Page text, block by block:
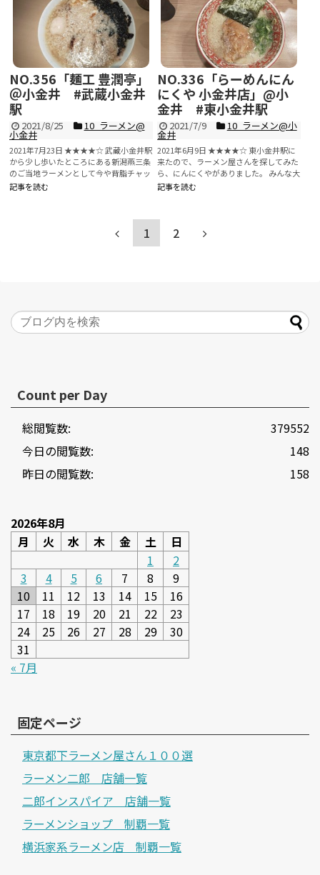
NO.356「麺工 豊潤亭」
＠小金井 #武蔵小金井
駅
2021/8/25 10_ラーメン@
小金井
2021年7月23日 ★★★★☆ 武蔵小金井駅
から少し歩いたところにある新潟燕三条
のご当地ラーメンとして今や背脂チャッ
チャ系...
記事を読む
NO.336「らーめんにん
にくや 小金井店」@小
金井 #東小金井駅
2021/7/9 10_ラーメン@小
金井
2021年6月9日 ★★★★☆ 東小金井駅に
来たので、ラーメン屋さんを探してみた
ら、にんにくやがありました。 みんな大
好き...
記事を読む
1 2
Count per Day
379552
総閲覧数:
148
今日の閲覧数:
158
昨日の閲覧数:
2026年8月
月
火 水 木 金 土
日
1
2
3
4 5 6 7 8
9
10
11 12 13 14 15
16
17
18 19 20 21 22
23
24
25 26 27 28 29
30
31
« 7月
固定ページ
東京都下ラーメン屋さん１００選
ラーメン二郎 店舗一覧
二郎インスパイア 店舗一覧
ラーメンショップ 制覇一覧
横浜家系ラーメン店 制覇一覧